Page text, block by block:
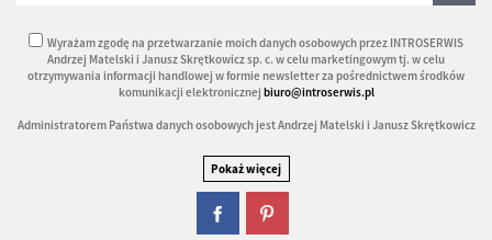
Wyrażam zgodę na przetwarzanie moich danych osobowych przez INTROSERWIS
Andrzej Matelski i Janusz Skrętkowicz sp. c. w celu marketingowym tj. w celu
otrzymywania informacji handlowej w formie newsletter za pośrednictwem środków
komunikacji elektronicznej biuro@introserwis.pl
Administratorem Państwa danych osobowych jest Andrzej Matelski i Janusz Skrętkowicz